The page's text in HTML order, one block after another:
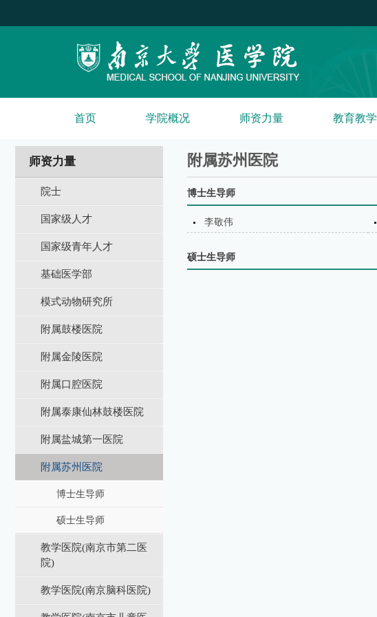
首页 学院概况 师资力量 教育教学
师资力量
院士
国家级人才
国家级青年人才
基础医学部
模式动物研究所
附属鼓楼医院
附属金陵医院
附属口腔医院
附属泰康仙林鼓楼医院
附属盐城第⼀医院
附属苏州医院
博士生导师
硕士生导师
教学医院(南京市第二医
院)
教学医院(南京脑科医院)
附属苏州医院
博士生导师
李敬伟
硕士生导师